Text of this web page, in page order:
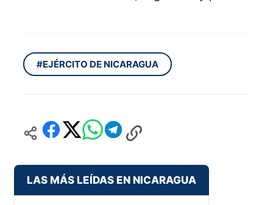
#EJÉRCITO DE NICARAGUA
LAS MÁS LEÍDAS EN NICARAGUA